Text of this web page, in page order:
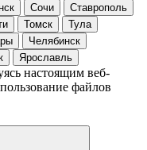
Сочи
Ставрополь
Томск
Тула
Челябинск
Ярославль
настоящим веб-
файлов